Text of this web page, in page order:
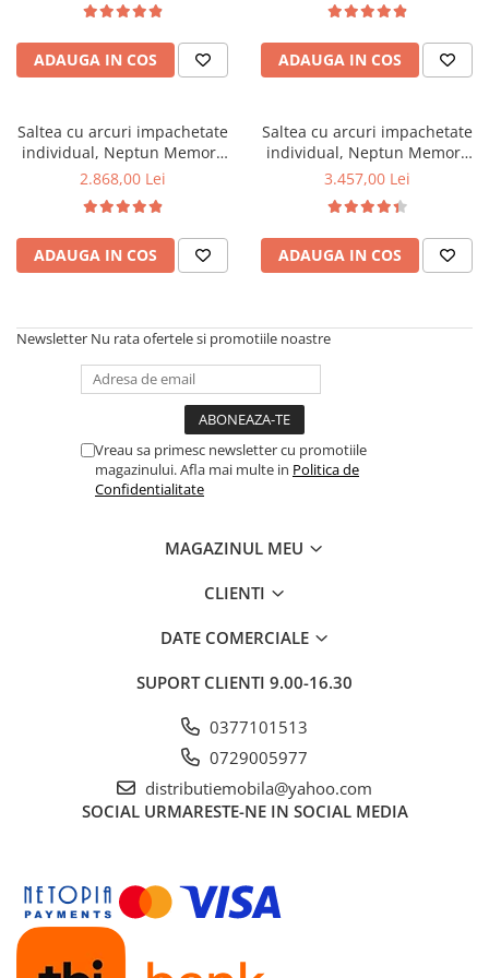
Scaune gradinita
Set mese si scaune gradinita
Mobila camera copii
Scaune birou pentru copii
Saltele patuturi copii
Masa si scaune gradinita
foam 2,5 cm, husa matlasata,
sistem de aerisire perimetral,
greutate maxima sustinuta
100 kg/utilizator, Saltex
ADAUGA IN COS
foam 2,5 cm, husa matlasata,
sistem de aerisire perimetral,
greutate maxima sustinuta
100 kg/utilizator, Saltex
ADAUGA IN COS
Saltea cu arcuri impachetate
individual, Neptun Memory
Pocket Comfort
confort, spuma poliuretanica
HR, memory foam 4 cm, husa
detasabila 3D, hipoalergenica,
fermitate medie, Saltsib
2.868,00 Lei
ADAUGA IN COS
Saltea cu arcuri impachetate
individual, Neptun Memory
Pocket Comfort
confort, spuma poliuretanica
HR, memory foam 4 cm, husa
detasabila 3D, hipoalergenica,
fermitate medie, Saltsib
3.457,00 Lei
ADAUGA IN COS
Newsletter Nu rata ofertele si promotiile noastre
Vreau sa primesc newsletter cu promotiile
magazinului. Afla mai multe in Politica de
Confidentialitate
MAGAZINUL MEU
CLIENTI
DATE COMERCIALE
SUPORT CLIENTI 9.00-16.30
0377101513
0729005977
distributiemobila@yahoo.com
SOCIAL URMARESTE-NE IN SOCIAL MEDIA